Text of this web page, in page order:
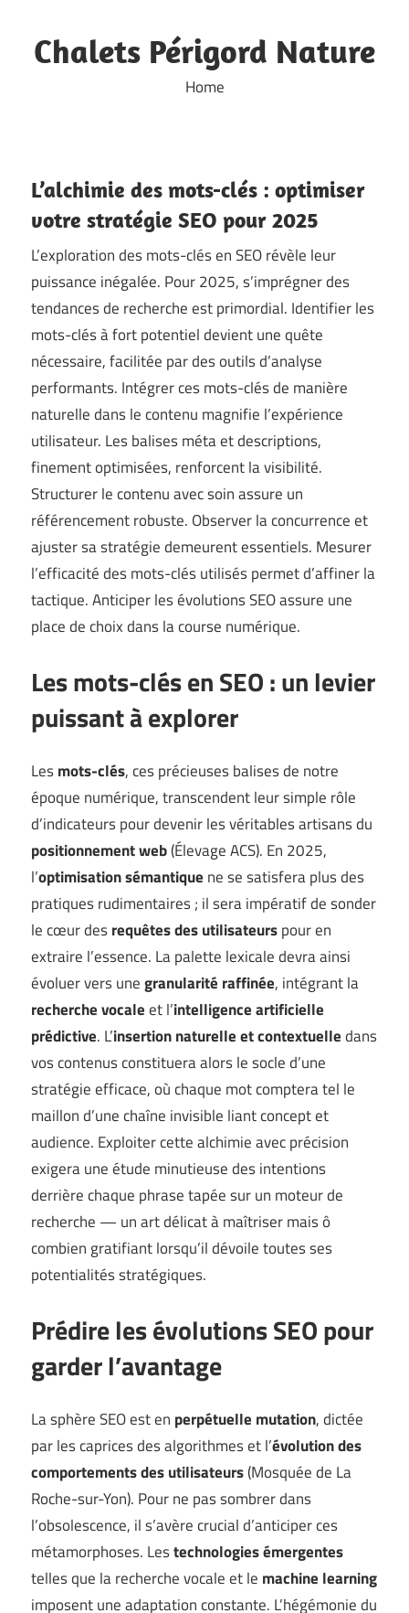
to
content
Chalets Périgord Nature
Home
L’alchimie des mots-clés : optimiser
votre stratégie SEO pour 2025
L’exploration des mots-clés en SEO révèle leur
puissance inégalée. Pour 2025, s’imprégner des
tendances de recherche est primordial. Identifier les
mots-clés à fort potentiel devient une quête
nécessaire, facilitée par des outils d’analyse
performants. Intégrer ces mots-clés de manière
naturelle dans le contenu magnifie l’expérience
utilisateur. Les balises méta et descriptions,
finement optimisées, renforcent la visibilité.
Structurer le contenu avec soin assure un
référencement robuste. Observer la concurrence et
ajuster sa stratégie demeurent essentiels. Mesurer
l’efficacité des mots-clés utilisés permet d’affiner la
tactique. Anticiper les évolutions SEO assure une
place de choix dans la course numérique.
Les mots-clés en SEO : un levier
puissant à explorer
Lesmots-clés, ces précieuses balises de notre
époque numérique, transcendent leur simple rôle
d’indicateurs pour devenir les véritables artisans du
positionnement web(Élevage ACS). En 2025,
l’optimisation sémantique ne se satisfera plus des
pratiques rudimentaires ; il sera impératif de sonder
le cœur desrequêtes des utilisateurspour en
extraire l’essence. La palette lexicale devra ainsi
évoluer vers unegranularité raffinée, intégrant la
recherche vocaleet l’intelligence artificielle
prédictive. L’insertion naturelle et contextuelledans
vos contenus constituera alors le socle d’une
stratégie efficace, où chaque mot comptera tel le
maillon d’une chaîne invisible liant concept et
audience. Exploiter cette alchimie avec précision
exigera une étude minutieuse des intentions
derrière chaque phrase tapée sur un moteur de
recherche — un art délicat à maîtriser mais ô
combien gratifiant lorsqu’il dévoile toutes ses
potentialités stratégiques.
Prédire les évolutions SEO pour
garder l’avantage
La sphère SEO est en perpétuelle mutation, dictée
par les caprices des algorithmes et l’évolution des
comportements des utilisateurs(Mosquée de La
Roche-sur-Yon). Pour ne pas sombrer dans
l’obsolescence, il s’avère crucial d’anticiper ces
métamorphoses. Lestechnologies émergentes
telles que la recherche vocale et le machine learning
imposent une adaptation constante. L’hégémonie du